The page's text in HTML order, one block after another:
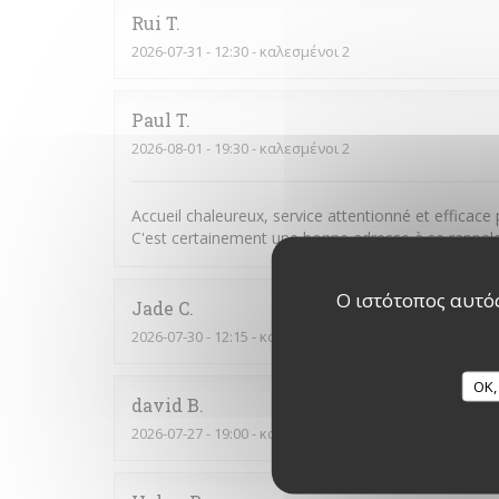
Ο ιστότοπος
Rui T
2026-07-31 - 12:30 - καλεσμένοι 2
Paul T
2026-08-01 - 19:30 - καλεσμένοι 2
Accueil chaleureux, service attentionné et
C'est certainement une bonne adresse à se
Jade C
2026-07-30- 12:15 - καλεσμένοι 2
david B
2026-07-27- 19:00 - καλεσμένοι 3